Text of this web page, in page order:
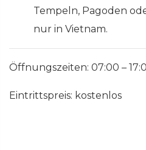
Tempeln, Pagoden
nur in Vietnam.
Öffnungszeiten: 07:00 –
Eintrittspreis: kostenlos